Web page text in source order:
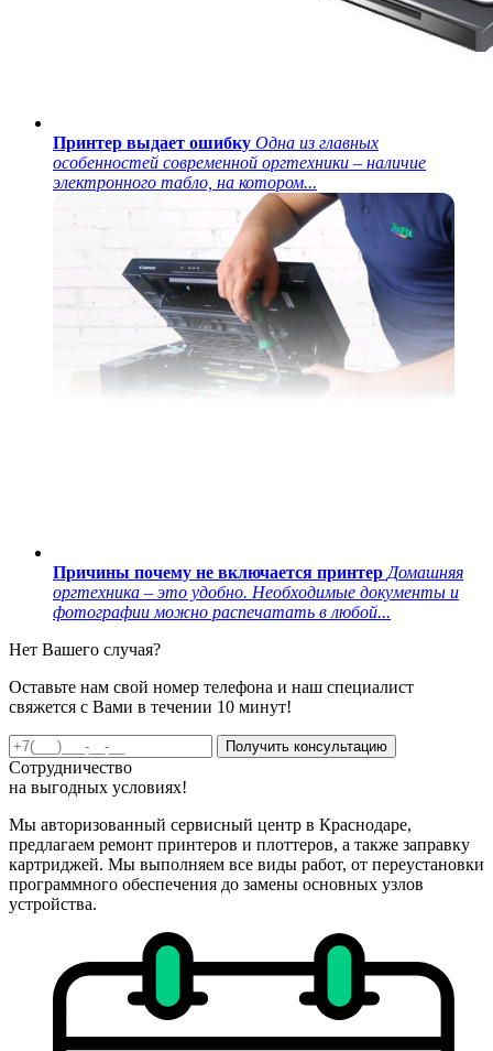
Принтер выдает ошибку Одна из главных
особенностей современной оргтехники – наличие
электронного табло, на котором...
Причины почему не включается принтер Домашняя
оргтехника – это удобно. Необходимые документы и
фотографии можно распечатать в любой...
Нет Вашего случая?
Оставьте нам свой номер телефона и наш специалист
свяжется с Вами в течении 10 минут!
Получить консультацию
Сотрудничество
на выгодных условиях!
Мы авторизованный сервисный центр в Краснодаре,
предлагаем ремонт принтеров и плоттеров, а также заправку
картриджей. Мы выполняем все виды работ, от переустановки
программного обеспечения до замены основных узлов
устройства.